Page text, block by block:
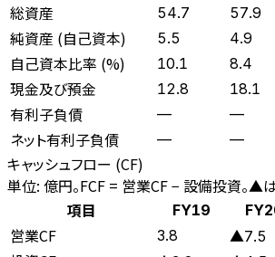
総資産 54.7 57.9
純資産 (自己資本) 5.5 4.9
自己資本比率 (%) 10.1 8.4
現金及び預金 12.8 18.1
有利子負債 — —
ネット有利子負債 — —
キャッシュフロー (CF)
単位: 億円。FCF = 営業CF − 設備投資。▲は
項目
FY19
営業CF 3.8 ▲7.5